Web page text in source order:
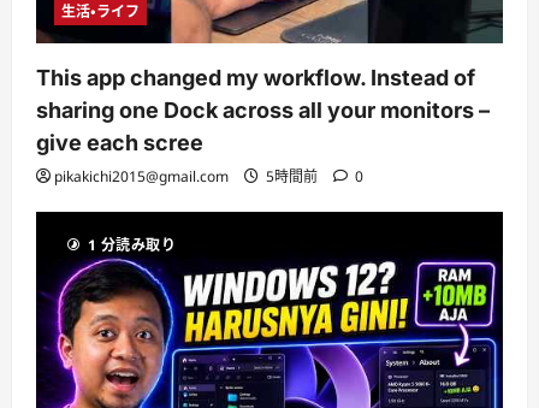
生活・ライフ
This app changed my workflow. Instead of
sharing one Dock across all your monitors –
give each scree
pikakichi2015@gmail.com 5時間前 0
1 分読み取り